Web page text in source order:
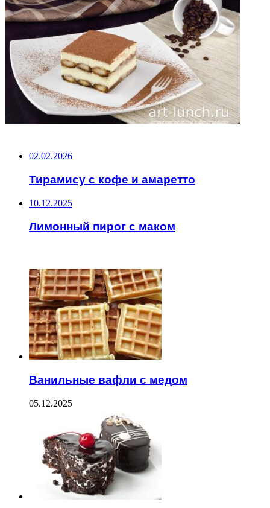
02.02.2026
Тирамису с кофе и амаретто
10.12.2025
Лимонный пирог с маком
Ванильные вафли с медом
05.12.2025